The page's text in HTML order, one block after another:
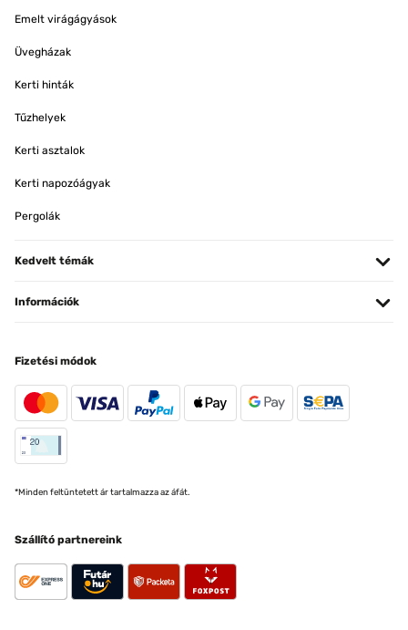
Emelt virágágyások
Üvegházak
Kerti hinták
Tűzhelyek
Kerti asztalok
Kerti napozóágyak
Pergolák
Kedvelt témák
Információk
Fizetési módok
*Minden feltüntetett ár tartalmazza az áfát.
Szállító partnereink